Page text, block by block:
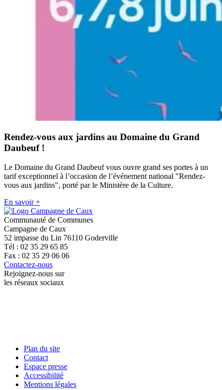
Rendez-vous aux jardins au Domaine du Grand
Daubeuf !
Le Domaine du Grand Daubeuf vous ouvre grand ses portes à un
tarif exceptionnel à l’occasion de l’événement national "Rendez-
vous aux jardins", porté par le Ministère de la Culture.
En savoir +
Communauté de Communes
Campagne de Caux
52 impasse du Lin 76110 Goderville
Tél : 02 35 29 65 85
Fax : 02 35 29 06 06
Contactez-nous
Rejoignez-nous sur
les réseaux sociaux
Plan du site
Contact
Espace presse
Accessibilité
Mentions légales